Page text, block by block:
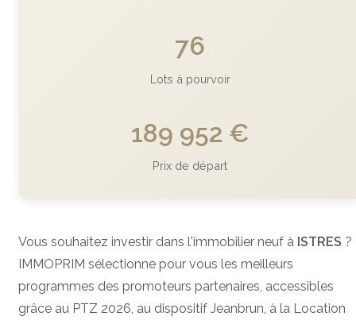
76
Lots à pourvoir
189 952 €
Prix de départ
Vous souhaitez investir dans l'immobilier neuf à ISTRES ?
IMMOPRIM sélectionne pour vous les meilleurs
programmes des promoteurs partenaires, accessibles
grâce au PTZ 2026, au dispositif Jeanbrun, à la Location